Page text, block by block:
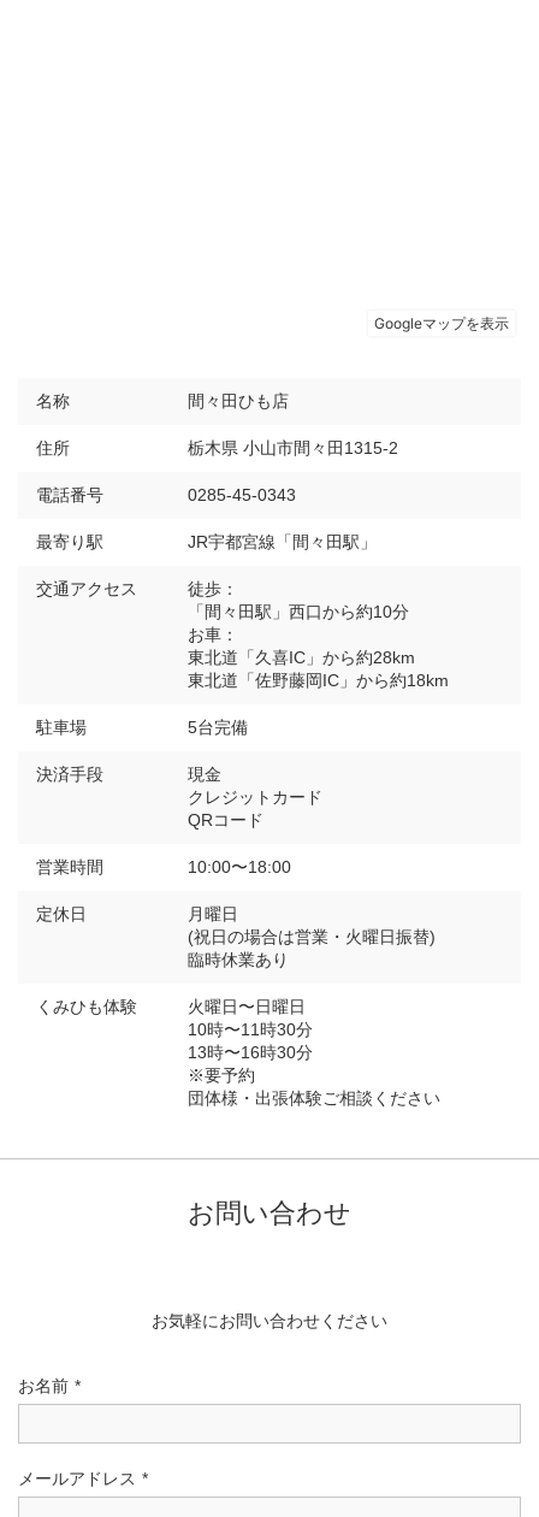
名称 間々田ひも店
住所 栃木県 小山市間々田1315-2
電話番号 0285-45-0343
最寄り駅 JR宇都宮線「間々田駅」
交通アクセス
徒歩：
「間々田駅」西口から約10分
お車：
東北道「久喜IC」から約28km
東北道「佐野藤岡IC」から約18km
駐車場 5台完備
決済手段
現金
クレジットカード
QRコード
営業時間 10:00〜18:00
定休日
月曜日
(祝日の場合は営業・火曜日振替)
臨時休業あり
くみひも体験
火曜日〜日曜日
10時〜11時30分
13時〜16時30分
※要予約
団体様・出張体験ご相談ください
お問い合わせ
お気軽にお問い合わせください
お名前 *
メールアドレス *